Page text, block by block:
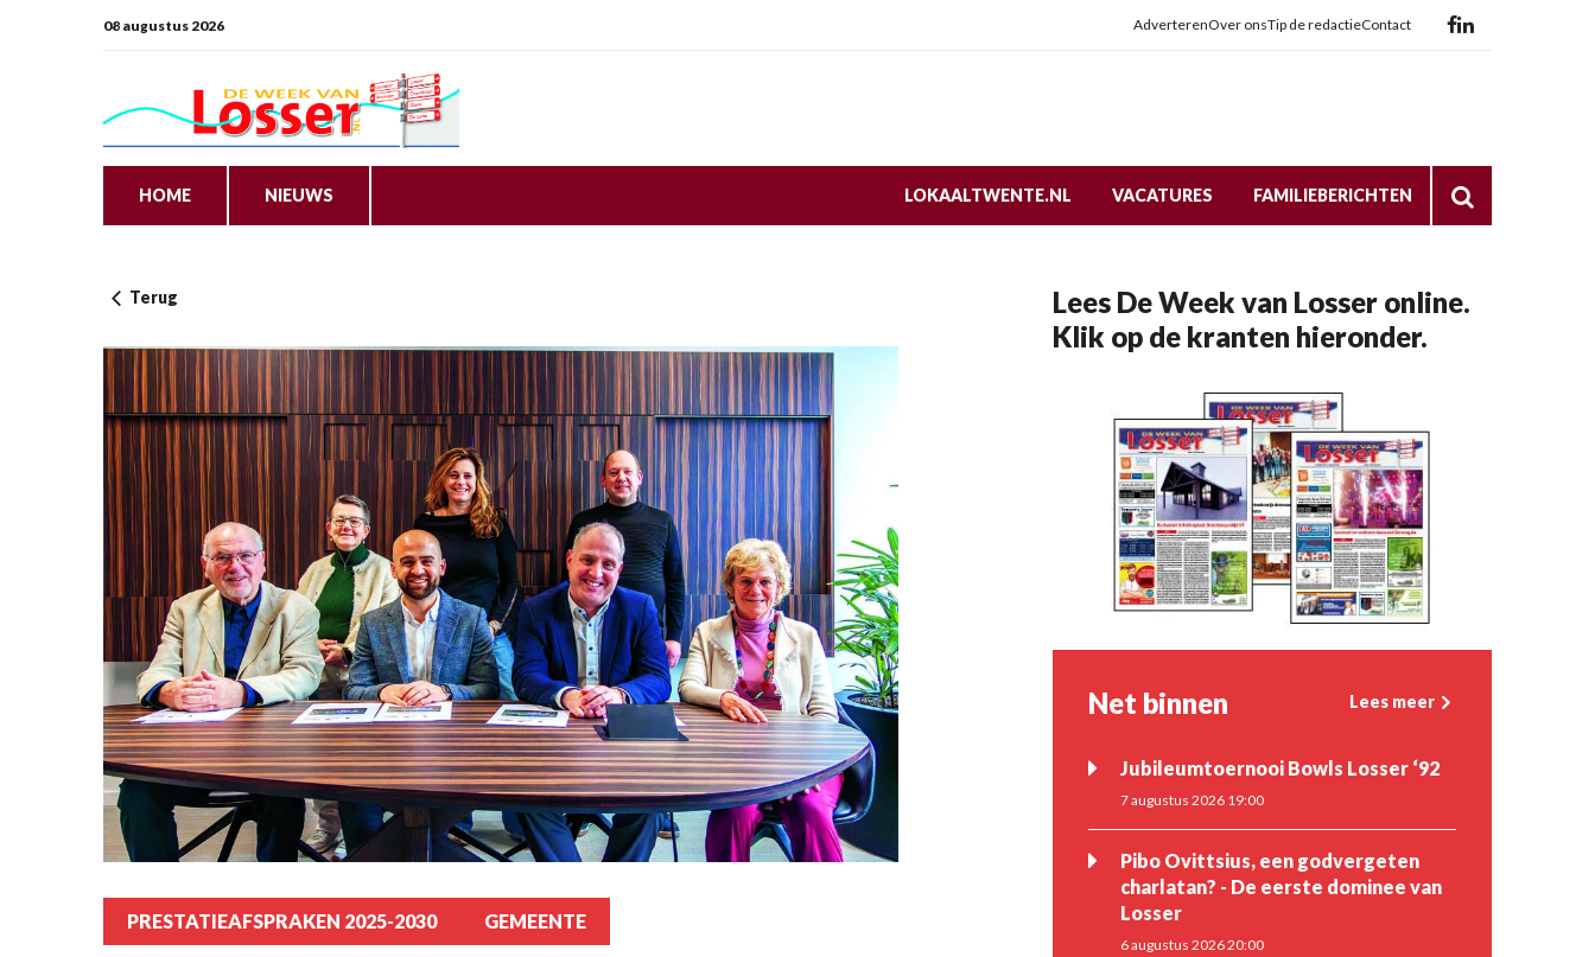
08 augustus 2026 AdverterenOver onsTip de redactieContact
HOME NIEUWS LOKAALTWENTE.NL VACATURES FAMILIEBERICHTEN
Terug
PRESTATIEAFSPRAKEN 2025-2030 GEMEENTE
Lees De Week van Losser online.
Klik op de kranten hieronder.
Net binnen Lees meer
Jubileumtoernooi Bowls Losser ‘92
7 augustus 2026 19:00
Pibo Ovittsius, een godvergeten
charlatan? - De eerste dominee van
Losser
6 augustus 2026 20:00